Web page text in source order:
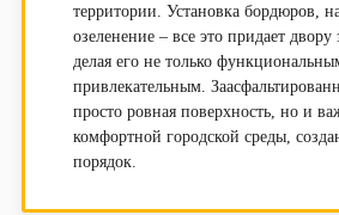
территории. Установка бордюров,
озеленение – все это придает
делая его не только
привлекательным.
просто ровная поверхность, но и
комфортной городской среды,
порядок.